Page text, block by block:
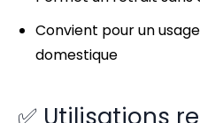
Convient pour un
domestique